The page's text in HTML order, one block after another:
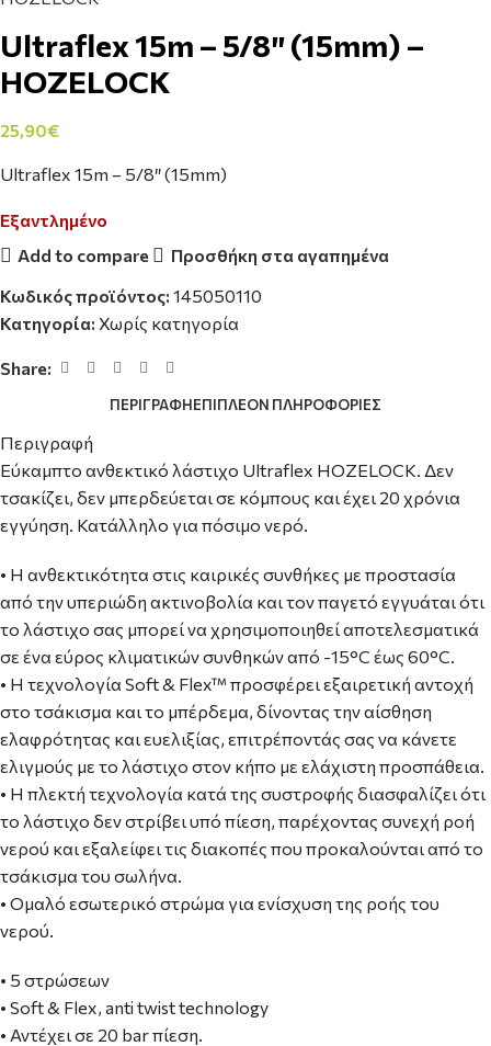
Ultraflex 15m – 5/8″ (15mm) –
HOZELOCK
25,90€
Ultraflex 15m – 5/8″ (15mm)
Εξαντλημένο
Add to compare
Προσθήκη στα αγαπημένα
Κωδικός προϊόντος: 145050110
Κατηγορία: Χωρίς κατηγορία
Share:
ΠΕΡΙΓΡΑΦΉΕΠΙΠΛΈΟΝ ΠΛΗΡΟΦΟΡΊΕΣ
Περιγραφή
Εύκαμπτο ανθεκτικό λάστιχο Ultraflex HOZELOCK. Δεν
τσακίζει, δεν μπερδεύεται σε κόμπους και έχει 20 χρόνια
εγγύηση. Κατάλληλο για πόσιμο νερό.
• Η ανθεκτικότητα στις καιρικές συνθήκες με προστασία
από την υπεριώδη ακτινοβολία και τον παγετό εγγυάται ότι
το λάστιχο σας μπορεί να χρησιμοποιηθεί αποτελεσματικά
σε ένα εύρος κλιματικών συνθηκών από -15°C έως 60°C.
• Η τεχνολογία Soft & Flex™ προσφέρει εξαιρετική αντοχή
στο τσάκισμα και το μπέρδεμα, δίνοντας την αίσθηση
ελαφρότητας και ευελιξίας, επιτρέποντάς σας να κάνετε
ελιγμούς με το λάστιχο στον κήπο με ελάχιστη προσπάθεια.
• Η πλεκτή τεχνολογία κατά της συστροφής διασφαλίζει ότι
το λάστιχο δεν στρίβει υπό πίεση, παρέχοντας συνεχή ροή
νερού και εξαλείφει τις διακοπές που προκαλούνται από το
τσάκισμα του σωλήνα.
• Ομαλό εσωτερικό στρώμα για ενίσχυση της ροής του
νερού.
• 5 στρώσεων
• Soft & Flex, anti twist technology
• Αντέχει σε 20 bar πίεση.